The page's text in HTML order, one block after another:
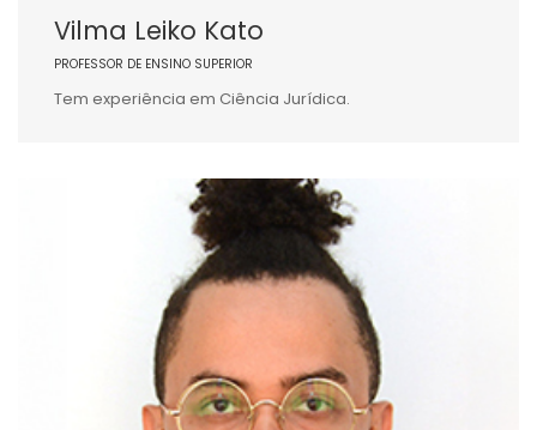
Vilma Leiko Kato
PROFESSOR DE ENSINO SUPERIOR
Tem experiência em Ciência Jurídica.